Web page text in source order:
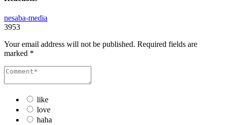
nesaba-media
3953
Your email address will not be published. Required fields are
marked *
like
love
haha